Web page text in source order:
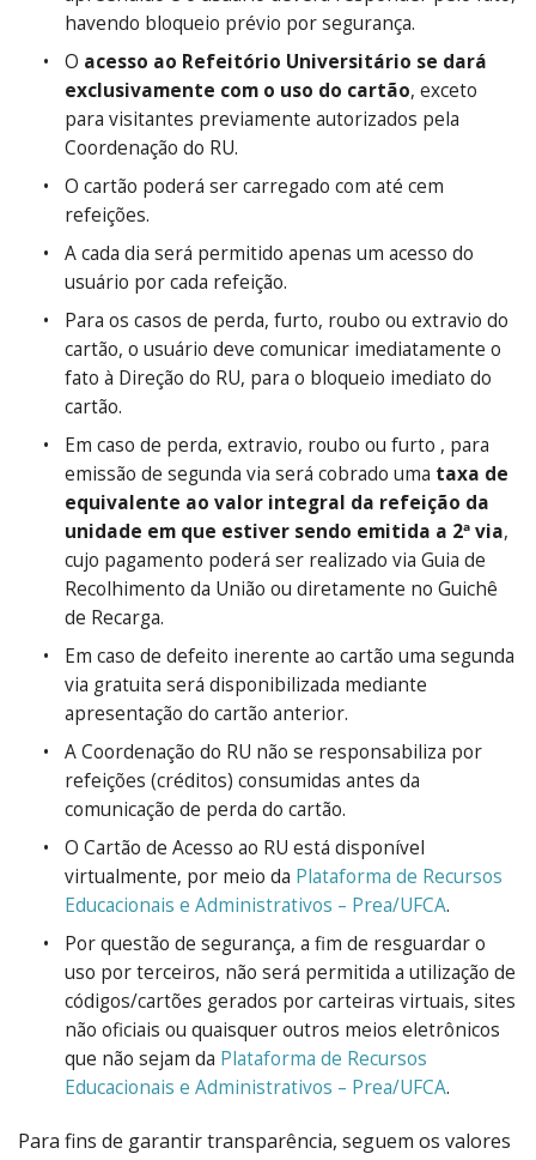
havendo bloqueio prévio por segurança.
O acesso ao Refeitório Universitário se dará
exclusivamente com o uso do cartão, exceto
para visitantes previamente autorizados pela
Coordenação do RU.
O cartão poderá ser carregado com até cem
refeições.
A cada dia será permitido apenas um acesso do
usuário por cada refeição.
Para os casos de perda, furto, roubo ou extravio do
cartão, o usuário deve comunicar imediatamente o
fato à Direção do RU, para o bloqueio imediato do
cartão.
Em caso de perda, extravio, roubo ou furto , para
emissão de segunda via será cobrado uma taxa de
equivalente ao valor integral da refeição da
unidade em que estiver sendo emitida a 2ª via,
cujo pagamento poderá ser realizado via Guia de
Recolhimento da União ou diretamente no Guichê
de Recarga.
Em caso de defeito inerente ao cartão uma segunda
via gratuita será disponibilizada mediante
apresentação do cartão anterior.
A Coordenação do RU não se responsabiliza por
refeições (créditos) consumidas antes da
comunicação de perda do cartão.
O Cartão de Acesso ao RU está disponível
virtualmente, por meio da Plataforma de Recursos
Educacionais e Administrativos – Prea/UFCA.
Por questão de segurança, a fim de resguardar o
uso por terceiros, não será permitida a utilização de
códigos/cartões gerados por carteiras virtuais, sites
não oficiais ou quaisquer outros meios eletrônicos
que não sejam da Plataforma de Recursos
Educacionais e Administrativos – Prea/UFCA.
Para fins de garantir transparência, seguem os valores